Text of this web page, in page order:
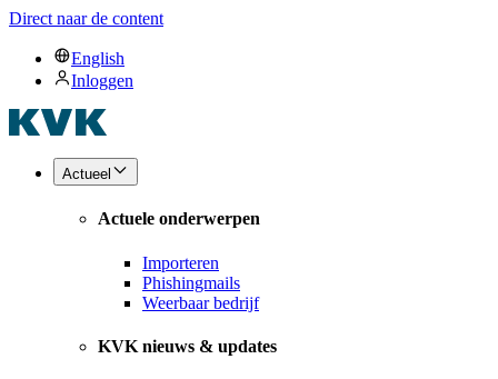
Direct naar de content
English
Inloggen
Actueel
Actuele onderwerpen
Importeren
Phishingmails
Weerbaar bedrijf
KVK nieuws & updates